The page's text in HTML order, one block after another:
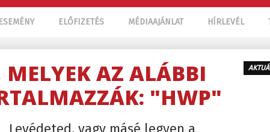
ESEMÉNY ELŐFIZETÉS MÉDIAAJÁNLAT HÍRLEVÉL
MELYEK AZ ALÁBBI
"HWP"
Levédeted, vagy másé legyen a